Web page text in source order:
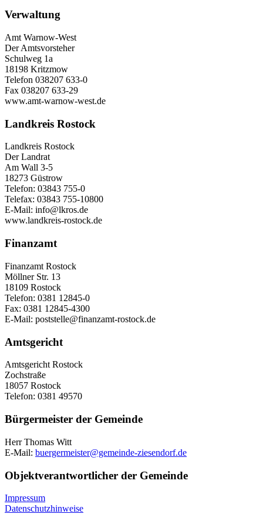
Verwaltung
Amt Warnow-West
Der Amtsvorsteher
Schulweg 1a
18198 Kritzmow
Telefon 038207 633-0
Fax 038207 633-29
www.amt-warnow-west.de
Landkreis Rostock
Landkreis Rostock
Der Landrat
Am Wall 3-5
18273 Güstrow
Telefon: 03843 755-0
Telefax: 03843 755-10800
E-Mail: info@lkros.de
www.landkreis-rostock.de
Finanzamt
Finanzamt Rostock
Möllner Str. 13
18109 Rostock
Telefon: 0381 12845-0
Fax: 0381 12845-4300
E-Mail: poststelle@finanzamt-rostock.de
Amtsgericht
Amtsgericht Rostock
Zochstraße
18057 Rostock
Telefon: 0381 49570
Bürgermeister der Gemeinde
Herr Thomas Witt
E-Mail: buergermeister@gemeinde-ziesendorf.de
Objektverantwortlicher der Gemeinde
Impressum
Datenschutzhinweise